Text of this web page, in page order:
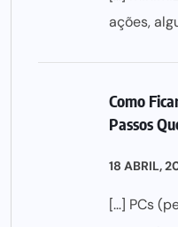
ações,
Como
Passos
18 ABRIL,
[…] PCs